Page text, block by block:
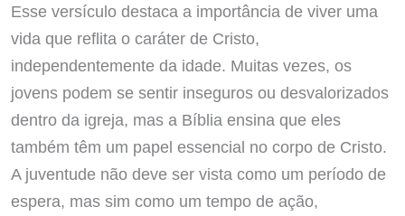
Esse versículo destaca a importância de viver uma
vida que reflita o caráter de Cristo,
independentemente da idade. Muitas vezes, os
jovens podem se sentir inseguros ou desvalorizados
dentro da igreja, mas a Bíblia ensina que eles
também têm um papel essencial no corpo de Cristo.
A juventude não deve ser vista como um período de
espera, mas sim como um tempo de ação,